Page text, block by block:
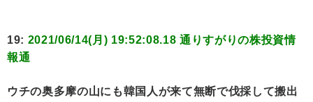
19: 2021/06/14(月) 19:52:08.18 通りすがりの株投資情
報通
ウチの奥多摩の山にも韓国人が来て無断で伐採して搬出